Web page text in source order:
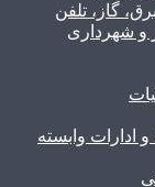
گاز، تلفن
شهرداری
و ادارات وابسته